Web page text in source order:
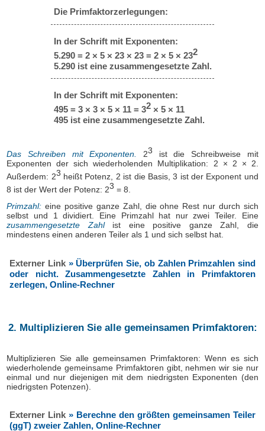
Die Primfaktorzerlegungen:
In der Schrift mit Exponenten:
5.290 = 2 × 5 × 23 × 23 = 2 × 5 × 232
5.290 ist eine zusammengesetzte Zahl.
In der Schrift mit Exponenten:
495 = 3 × 3 × 5 × 11 = 32× 5 × 11
495 ist eine zusammengesetzte Zahl.
Das Schreiben mit Exponenten. 23 ist die Schreibweise mit
Exponenten der sich wiederholenden Multiplikation: 2 × 2 × 2.
Außerdem: 23 heißt Potenz, 2 ist die Basis, 3 ist der Exponent und
8 ist der Wert der Potenz: 23 = 8.
Primzahl: eine positive ganze Zahl, die ohne Rest nur durch sich
selbst und 1 dividiert. Eine Primzahl hat nur zwei Teiler. Eine
zusammengesetzte Zahlist eine positive ganze Zahl, die
mindestens einen anderen Teiler als 1 und sich selbst hat.
Externer Link » Überprüfen Sie, ob Zahlen Primzahlen sind
oder nicht. Zusammengesetzte Zahlen in Primfaktoren
zerlegen, Online-Rechner
2. Multiplizieren Sie alle gemeinsamen Primfaktoren:
Multiplizieren Sie alle gemeinsamen Primfaktoren: Wenn es sich
wiederholende gemeinsame Primfaktoren gibt, nehmen wir sie nur
einmal und nur diejenigen mit dem niedrigsten Exponenten (den
niedrigsten Potenzen).
Externer Link» Berechne den größten gemeinsamen Teiler
(ggT) zweier Zahlen, Online-Rechner